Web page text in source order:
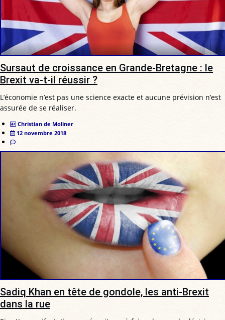
Sursaut de croissance en Grande-Bretagne : le
Brexit va-t-il réussir ?
L’économie n’est pas une science exacte et aucune prévision n’est
assurée de se réaliser.
Christian de Moliner
12 novembre 2018
Sadiq Khan en tête de gondole, les anti-Brexit
dans la rue